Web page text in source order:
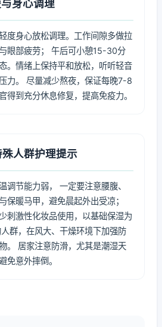
身心调理
度身心放松调理。工作间隙多做拉
眼部疲劳； 午后可小憩15-30分
。情绪上保持平和放松，听听轻音
力。 尽量减少熬夜，保证每晚7-8
得到充分休息修复，提高免疫力。
人群护理提示
调节能力弱， 一定要注意腰腹、
保暖马甲，避免晨起外出受凉；
刺激性化妆品使用，以基础保湿为
群，在风大、干燥环境下加强防
。 居家注意防滑，尤其是潮湿天
免意外摔倒。